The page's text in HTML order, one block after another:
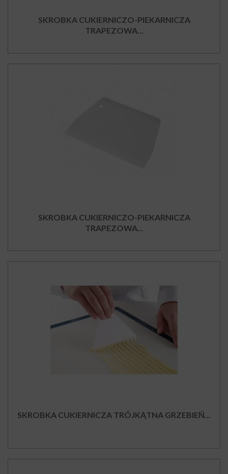
SKROBKA CUKIERNICZO-PIEKARNICZA
TRAPEZOWA...
SKROBKA CUKIERNICZO-PIEKARNICZA
TRAPEZOWA...
SKROBKA CUKIERNICZA TRÓJKĄTNA GRZEBIEŃ...